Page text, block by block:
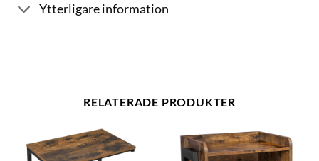
Ytterligare information
RELATERADE PRODUKTER